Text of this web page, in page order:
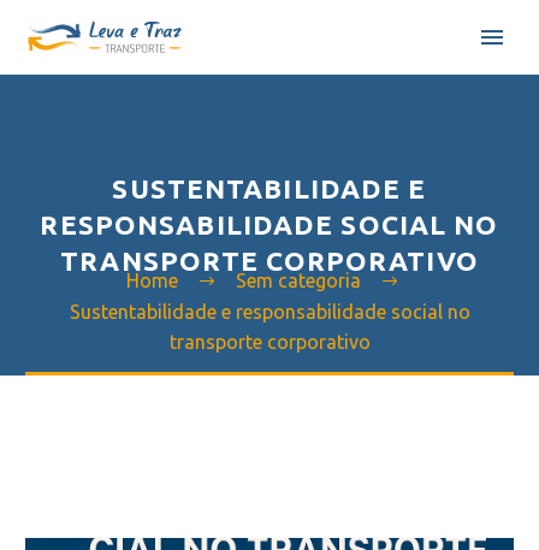
SUSTENTABILIDADE E
RESPONSABILIDADE SOCIAL NO
TRANSPORTE CORPORATIVO
Home
Sem categoria
Sustentabilidade e responsabilidade social no
transporte corporativo